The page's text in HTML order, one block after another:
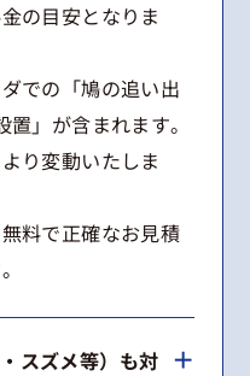
の目安となりま
での「鳩の追い出
」が含まれます。
り変動いたしま
料で正確なお見積
スズメ等）も対